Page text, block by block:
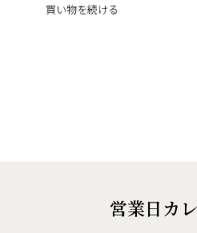
買い物を続ける
営業日カ